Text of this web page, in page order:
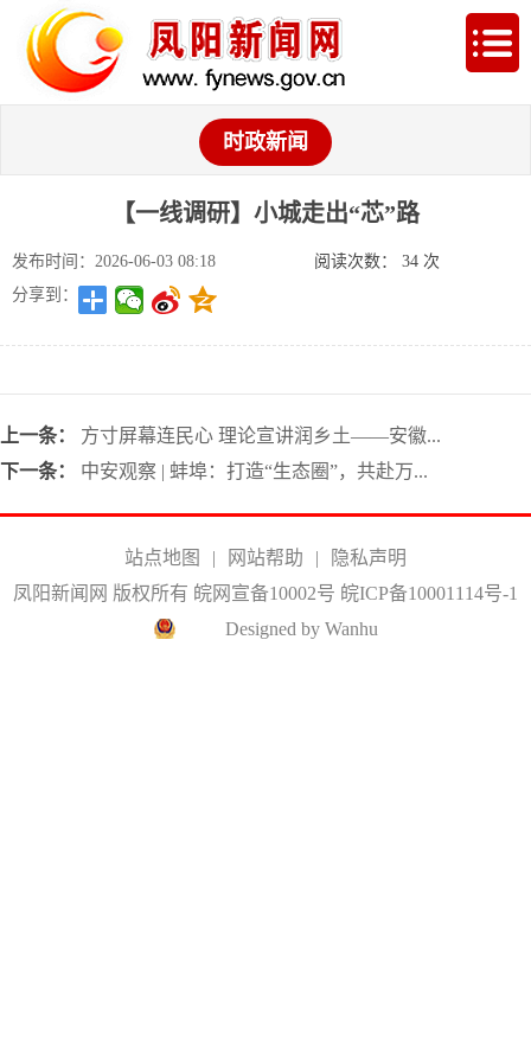
时政新闻
【一线调研】小城走出“芯”路
发布时间：2026-06-03 08:18 阅读次数： 34次
分享到：
上一条：
方寸屏幕连民心 理论宣讲润乡土——安徽...
下一条：
中安观察 | 蚌埠：打造“生态圈”，共赴万...
站点地图 | 网站帮助 |
隐私声明
凤阳新闻网 版权所有 皖网宣备10002号 皖ICP备10001114号-1
Designed by Wanhu